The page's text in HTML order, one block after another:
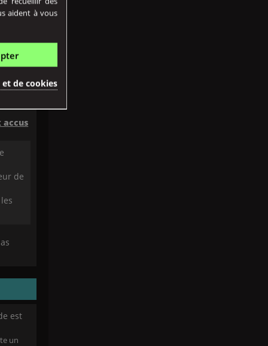
de
est
un
aident à vous
de cookies